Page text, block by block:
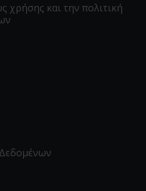
χρήσης και την πολιτική